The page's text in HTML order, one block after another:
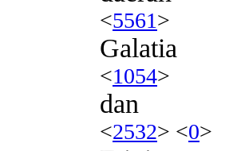
<5561>
Galatia
<1054>
dan
<2532> <0>